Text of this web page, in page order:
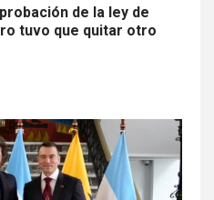
de la ley de
tuvo que quitar otro